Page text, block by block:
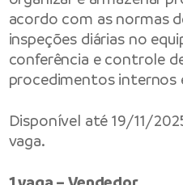
acordo com as normas
inspeções diárias no
conferência e controle
procedimentos internos
Disponível até 19/11/
vaga.